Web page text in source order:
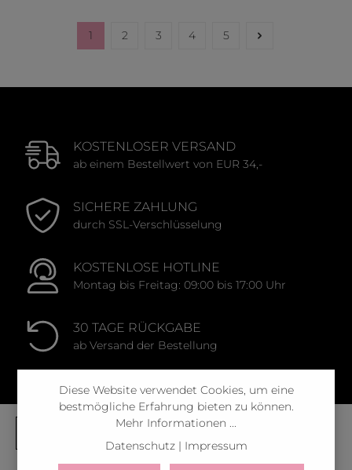
Seite
1 Seite
2 Seite
3 Seite
4 Seite
5
KOSTENLOSER VERSAND
ab einem Bestellwert von EUR 34,-
SICHERE ZAHLUNG
durch SSL-Verschlüsselung
KOSTENLOSE HOTLINE
Montag bis Freitag: 09:00 bis 17:00 Uhr
30 TAGE RÜCKGABE
ab Versand der Bestellung
Diese Website verwendet Cookies, um eine
bestmögliche Erfahrung bieten zu können.
Mehr Informationen ...
Datenschutz| Impressum